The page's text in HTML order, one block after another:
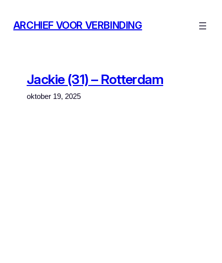
ARCHIEF VOOR VERBINDING
Jackie (31) – Rotterdam
oktober 19, 2025